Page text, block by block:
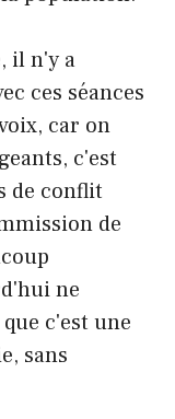
il n'y a
ces séances
car on
c'est
de conflit
de
ne
c'est une
sans